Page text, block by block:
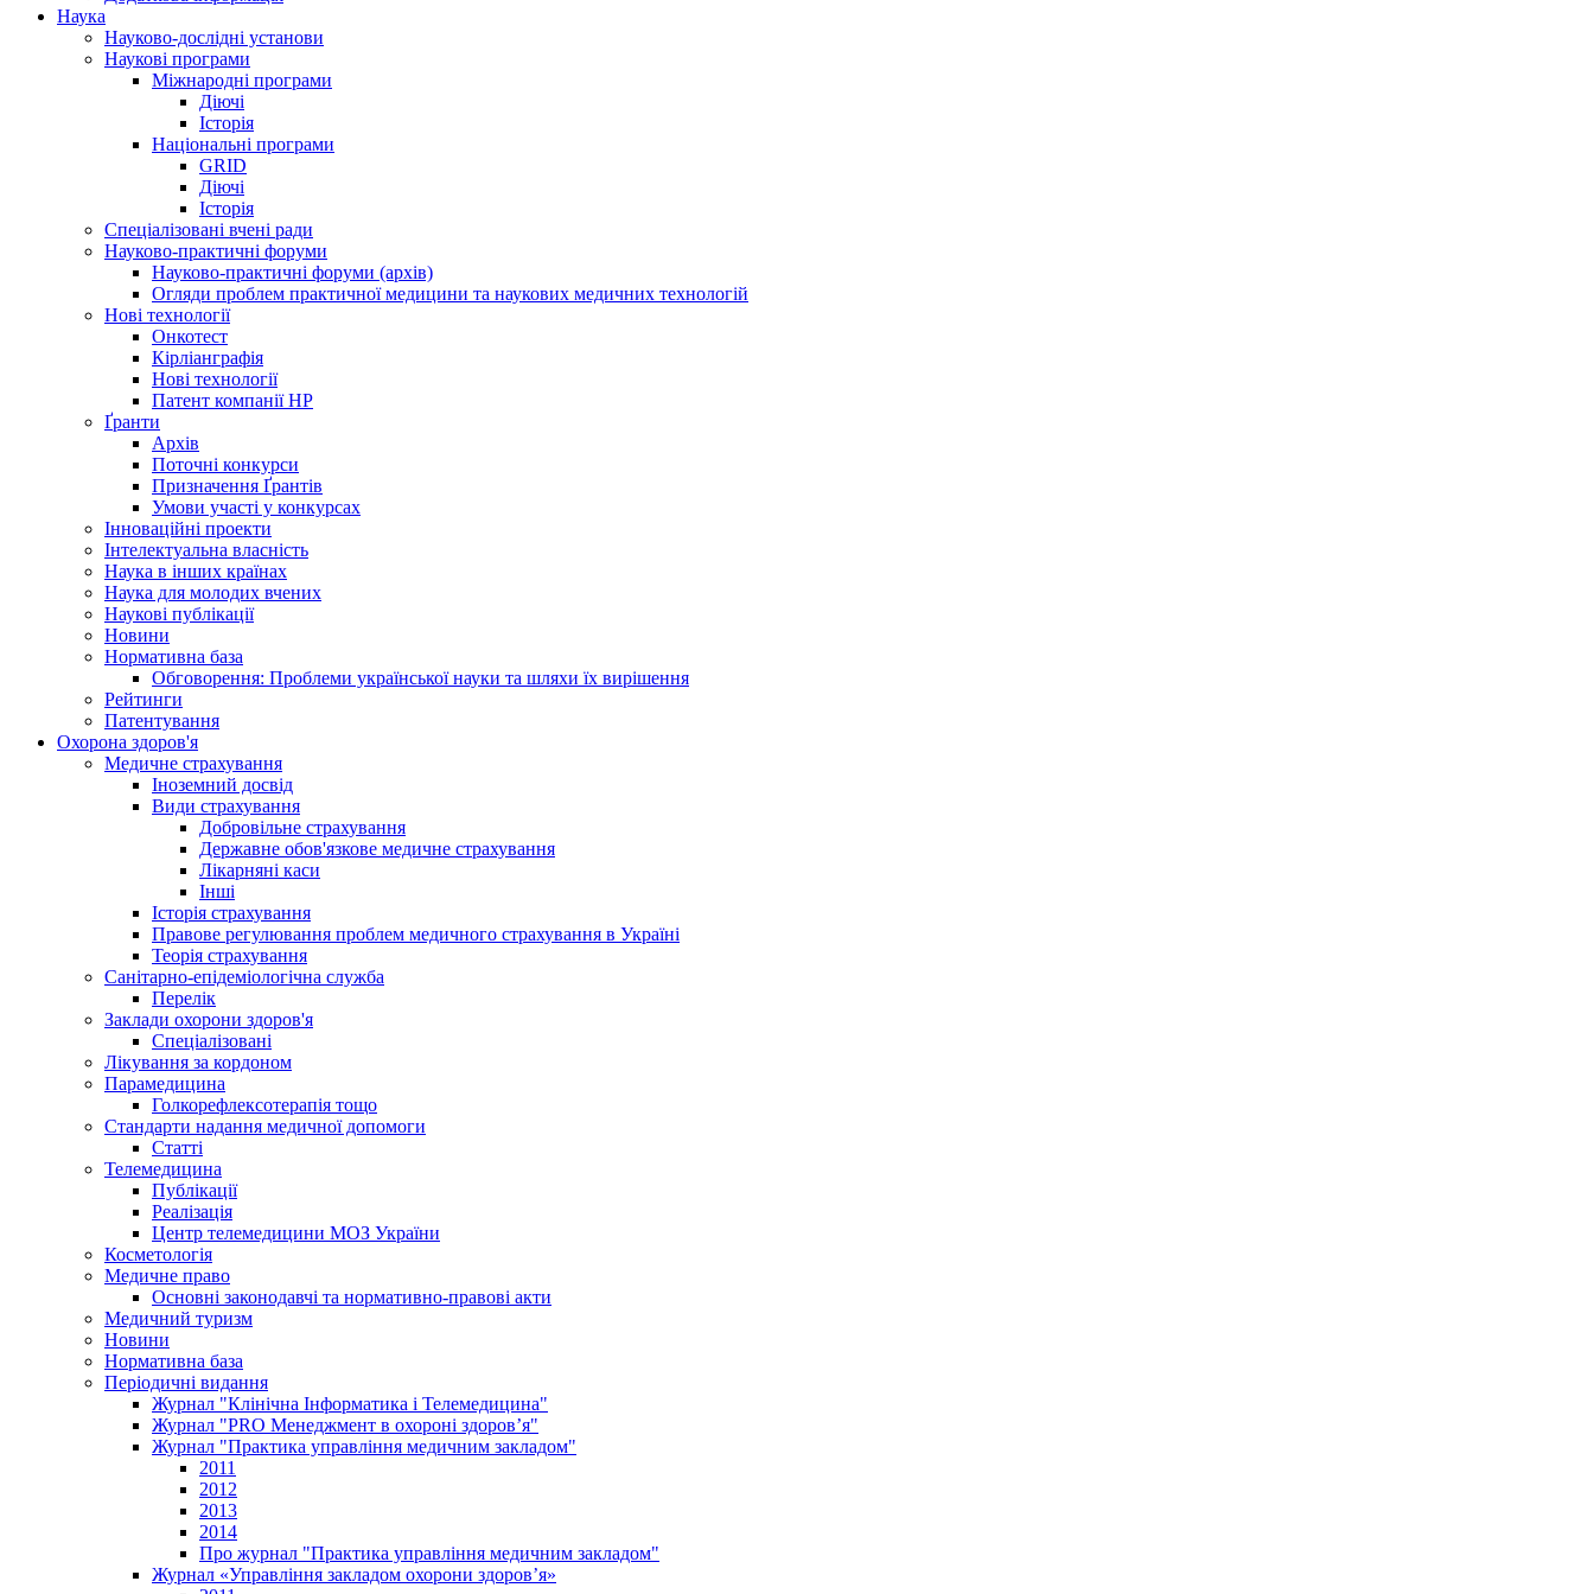
Наука
Науково-дослідні установи
Наукові програми
Міжнародні програми
Діючі
Історія
Національні програми
GRID
Діючі
Історія
Спеціалізовані вчені ради
Науково-практичні форуми
Науково-практичні форуми (архів)
Огляди проблем практичної медицини та наукових медичних технологій
Нові технології
Онкотест
Кірліанграфія
Нові технології
Патент компанії HP
Ґранти
Архів
Поточні конкурси
Призначення Ґрантів
Умови участі у конкурсах
Інноваційні проекти
Інтелектуальна власність
Наука в інших країнах
Наука для молодих вчених
Наукові публікації
Новини
Нормативна база
Обговорення: Проблеми української науки та шляхи їх вирішення
Рейтинги
Патентування
Охорона здоров'я
Медичне страхування
Іноземний досвід
Види страхування
Добровільне страхування
Державне обов'язкове медичне страхування
Лікарняні каси
Інші
Історія страхування
Правове регулювання проблем медичного страхування в Україні
Теорія страхування
Санітарно-епідеміологічна служба
Перелік
Заклади охорони здоров'я
Спеціалізовані
Лікування за кордоном
Парамедицина
Голкорефлексотерапія тощо
Стандарти надання медичної допомоги
Статті
Телемедицина
Публікації
Реалізація
Центр телемедицини МОЗ України
Косметологія
Медичне право
Основні законодавчі та нормативно-правові акти
Медичний туризм
Новини
Нормативна база
Періодичні видання
Журнал "Клінічна Інформатика і Телемедицина"
Журнал "PRO Менеджмент в охороні здоров’я"
Журнал "Практика управління медичним закладом"
2011
2012
2013
2014
Про журнал "Практика управління медичним закладом"
Журнал «Управління закладом охорони здоров’я»